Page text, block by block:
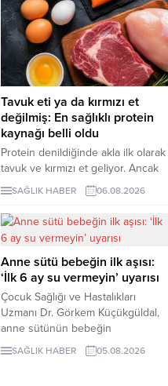
Tavuk eti ya da kırmızı et
değilmiş: En sağlıklı protein
kaynağı belli oldu
Protein denildiğinde akla ilk olarak
tavuk ve kırmızı et geliyor. Ancak
bilim insanları, son yıllarda yapılan
araştırmaların kurubaklagilleri daha
sağlıklı bir protein kaynağı olarak
öne çıkardığını belirtiyor. Özellikle
mercimek, nohut ve fasulyenin
hem yüksek protein hem de lif
içeriğiyle uzun vadeli sağlık
açısından önemli avantajlar
sunduğu ifade ediliyor.
SAĞLIK HABER 06.08.2026
Anne sütü bebeğin ilk aşısı:
‘İlk 6 ay su vermeyin’ uyarısı
Çocuk Sağlığı ve Hastalıkları
Uzmanı Dr. Görkem Küçükgüldal,
anne sütünün bebeğin
bağışıklığını güçlendiren ve yaşam
boyu sağlığın temelini oluşturan
SAĞLIK HABER 05.08.2026